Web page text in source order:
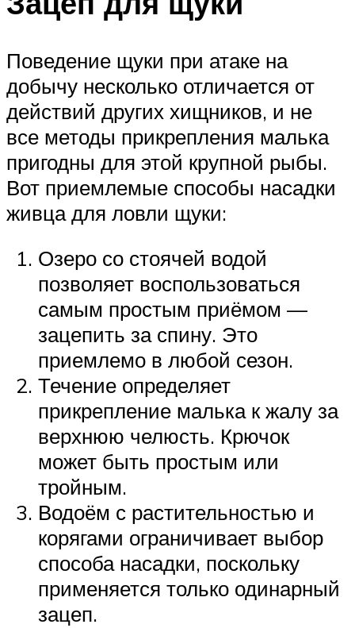
Поведение щуки при атаке на
добычу несколько отличается от
действий других хищников, и не
все методы прикрепления малька
пригодны для этой крупной рыбы.
Вот приемлемые способы насадки
живца для ловли щуки:
Озеро со стоячей водой
позволяет воспользоваться
самым простым приёмом —
зацепить за спину. Это
приемлемо в любой сезон.
Течение определяет
прикрепление малька к жалу за
верхнюю челюсть. Крючок
может быть простым или
тройным.
Водоём с растительностью и
корягами ограничивает выбор
способа насадки, поскольку
применяется только одинарный
зацеп.